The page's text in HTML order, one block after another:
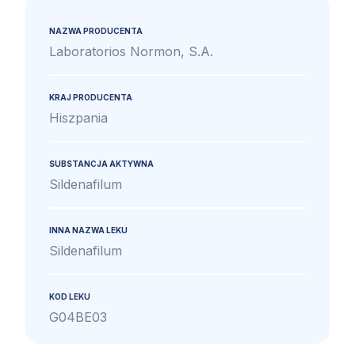
NAZWA PRODUCENTA
Laboratorios Normon, S.A.
KRAJ PRODUCENTA
Hiszpania
SUBSTANCJA AKTYWNA
Sildenafilum
INNA NAZWA LEKU
Sildenafilum
KOD LEKU
G04BE03